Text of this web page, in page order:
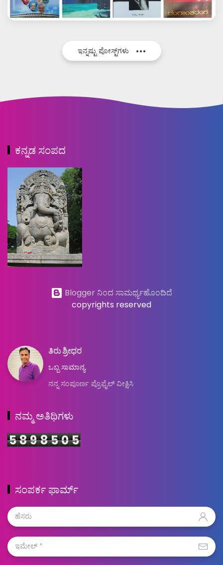
ಇನ್ನಷ್ಟು ಪೋಸ್ಟ್‌ಗಳು
ಕನ್ನಡ ಸಂಪದ
Blogger ನಿಂದ ಸಾಮರ್ಥ್ಯಹೊಂದಿದೆ
copyrights reserved
ತಿರು ಶ್ರೀಧರ
ಒಬ್ಬ ಸಾಮಾನ್ಯ.
ನನ್ನ ಸಂಪೂರ್ಣ ಪ್ರೊಫೈಲ್ ವೀಕ್ಷಿಸಿ
ನಮ್ಮ ಅತಿಥಿಗಳು
5898505
ಸಂಪರ್ಕ ಫಾರ್ಮ್